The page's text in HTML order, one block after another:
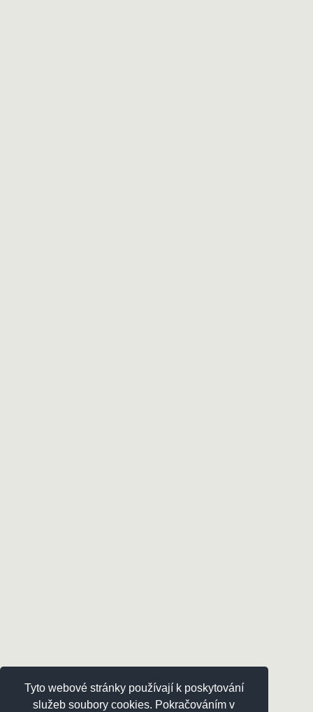
Tyto webové stránky používají k poskytování
služeb soubory cookies. Pokračováním v